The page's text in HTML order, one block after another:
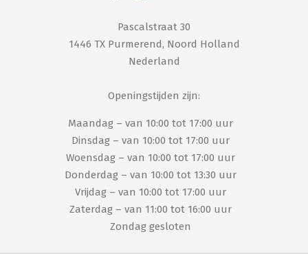
Pascalstraat 30
1446 TX Purmerend, Noord Holland
Nederland
Openingstijden zijn:
Maandag – van 10:00 tot 17:00 uur
Dinsdag – van 10:00 tot 17:00 uur
Woensdag – van 10:00 tot 17:00 uur
Donderdag – van 10:00 tot 13:30 uur
Vrijdag – van 10:00 tot 17:00 uur
Zaterdag – van 11:00 tot 16:00 uur
Zondag gesloten